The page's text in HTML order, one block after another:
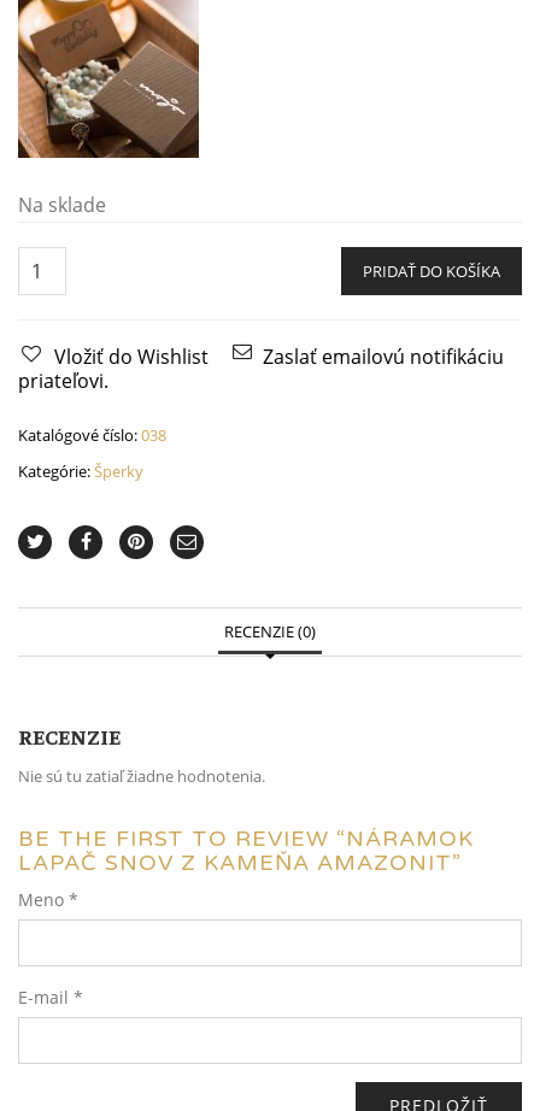
Na sklade
Náramok
lapač
quantity
PRIDAŤ DO KOŠÍKA
Vložiť do Wishlist
Zaslať emailovú notifikáciu
priateľovi.
Katalógové číslo:038
Kategórie:Šperky
RECENZIE (0)
RECENZIE
Nie sú tu zatiaľ žiadne hodnotenia.
BE THE FIRST TO REVIEW “NÁRAMOK
LAPAČ SNOV Z KAMEŇA AMAZONIT”
Meno *
E-mail *